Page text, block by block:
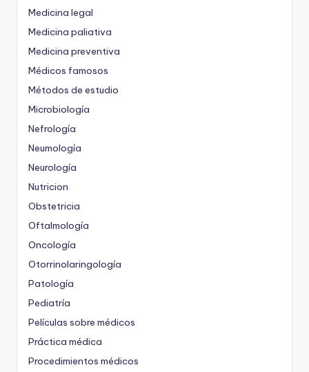
Medicina legal
Medicina paliativa
Medicina preventiva
Médicos famosos
Métodos de estudio
Microbiología
Nefrología
Neumología
Neurología
Nutricion
Obstetricia
Oftalmología
Oncología
Otorrinolaringología
Patología
Pediatría
Películas sobre médicos
Práctica médica
Procedimientos médicos